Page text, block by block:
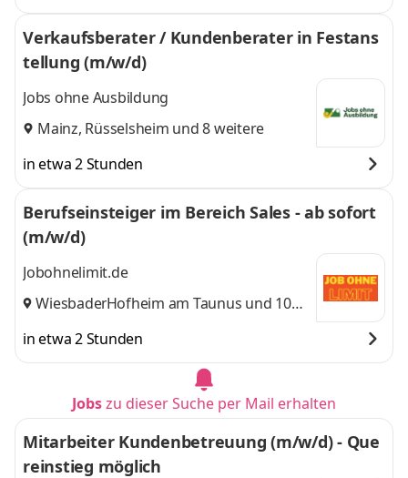
Verkaufsberater / Kundenberater in Festans
tellung (m/w/d)
Jobs ohne Ausbildung
Mainz, Rüsselsheim und 8 weitere
in etwa 2 Stunden
Berufseinsteiger im Bereich Sales - ab sofort
(m/w/d)
Jobohnelimit.de
Wiesbaden,
Hofheim am Taunus und 10
in etwa 2 Stunden
Jobszu dieser Suche per Mail erhalten
Mitarbeiter Kundenbetreuung (m/w/d) - Que
reinstieg möglich